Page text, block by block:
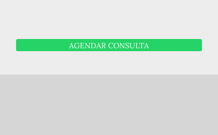
AGENDAR CONSULTA